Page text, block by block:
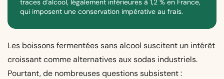
traces d'alcool, légalement inférieures à 1,2 % en France,
qui imposent une conservation impérative au frais.
Les boissons fermentées sans alcool suscitent un intérêt
croissant comme alternatives aux sodas industriels.
Pourtant, de nombreuses questions subsistent :